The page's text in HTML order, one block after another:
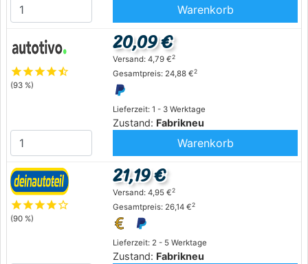
Warenkorb
starstarstarstarstar_half
(93 %)
Lieferzeit: 1 - 3 Werktage
Zustand: Fabrikneu
20,09 €
Versand: 4,79 €2
Gesamtpreis: 24,88 €2
Warenkorb
starstarstarstarstar_outline
(90 %)
Lieferzeit: 2 - 5 Werktage
Zustand: Fabrikneu
21,19 €
Versand: 4,95 €2
Gesamtpreis: 26,14 €2